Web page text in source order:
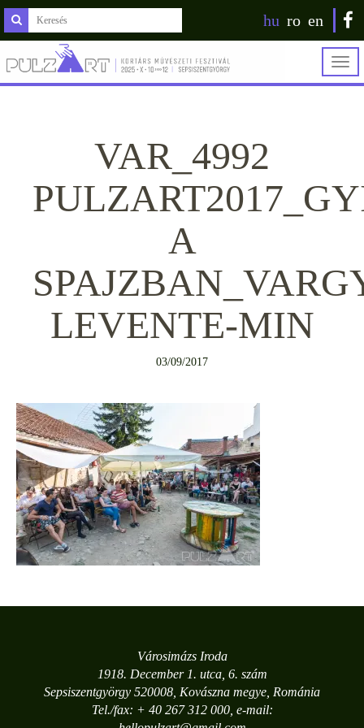
hu ro en
VAR_4992
A
LEVENTE-MIN
03/09/2017
Városimázs Iroda
1918. December 1. utca, 6. szám
Sepsiszentgyörgy 520008, Kovászna megye, Románia
Tel./fax: + 40 267 312 000, e-mail: